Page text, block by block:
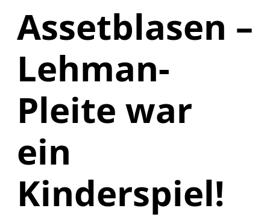
Assetblasen –
Lehman-
Pleite war
ein
Kinderspiel!